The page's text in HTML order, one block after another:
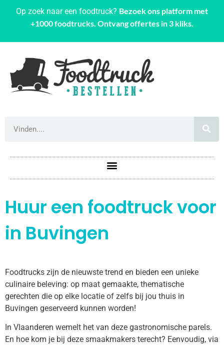
Op zoek naar een foodtruck? Bezoek ons platform met
+1000 foodtrucks. Ontvang offertes in 3 kliks.
Huur een foodtruck voor
in Buvingen
Foodtrucks zijn de nieuwste trend en bieden een unieke
culinaire beleving: op maat gemaakte, thematische
gerechten die op elke locatie of zelfs bij jou thuis in
Buvingen geserveerd kunnen worden!
In Vlaanderen wemelt het van deze gastronomische parels.
En hoe kom je bij deze smaakmakers terecht? Eenvoudig, via